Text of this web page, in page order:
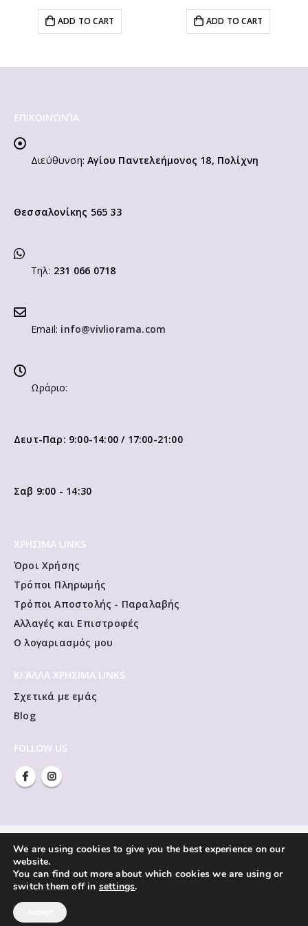
price
was:
€36.00.
ADD TO CART ADD TO CART
ΕΠΙΚΟΙΝΩΝΊΑ
Διεύθυνση: Αγίου Παντελεήμονος 18, Πολίχνη
Θεσσαλονίκης 565 33
Τηλ: 231 066 0718
Email: info@vivliorama.com
Ωράριο:
Δευτ-Παρ: 9:00-14:00 / 17:00-21:00
Σαβ 9:00 - 14:30
ΧΡΗΣΙΜΑ LINKS
Όροι Χρήσης
Τρόποι Πληρωμής
Τρόποι Αποστολής - Παραλαβής
Αλλαγές και Επιστροφές
Ο λογαριασμός μου
ΚΙ ΆΛΛΑ ΧΡΗΣΙΜΑ LINKS
Σχετικά με εμάς
Blog
FOLLOW US
Vivliorama © Copyright 2021. All Rights Reserved.
We are using cookies to give you the best experience on our
website.
You can find out more about which cookies we are using or
switch them off in settings.